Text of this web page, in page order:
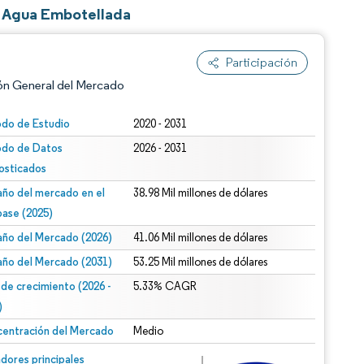
Embotellada
Participación
General del Mercado
de Estudio 2020 - 2031
de Datos
2026 - 2031
del mercado en el
(2025)
38.98 Mil millones de dólares
del Mercado (2026) 41.06 Mil millones de dólares
del Mercado (2031) 53.25 Mil millones de dólares
de crecimiento (2026 -
5.33% CAGR
del Mercado Medio
principales
© Mordor Intelligence. El uso requiere atribución según CC BY 4.0.
CC BY 4.0.